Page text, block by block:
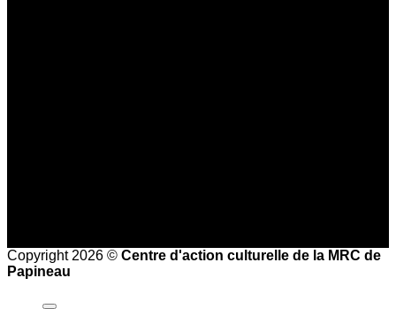
Copyright 2026 © Centre d'action culturelle de la MRC de
Papineau